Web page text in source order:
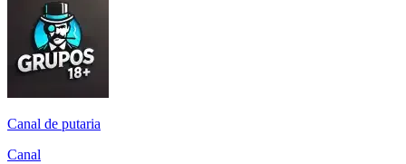
Canal de putaria
Canal